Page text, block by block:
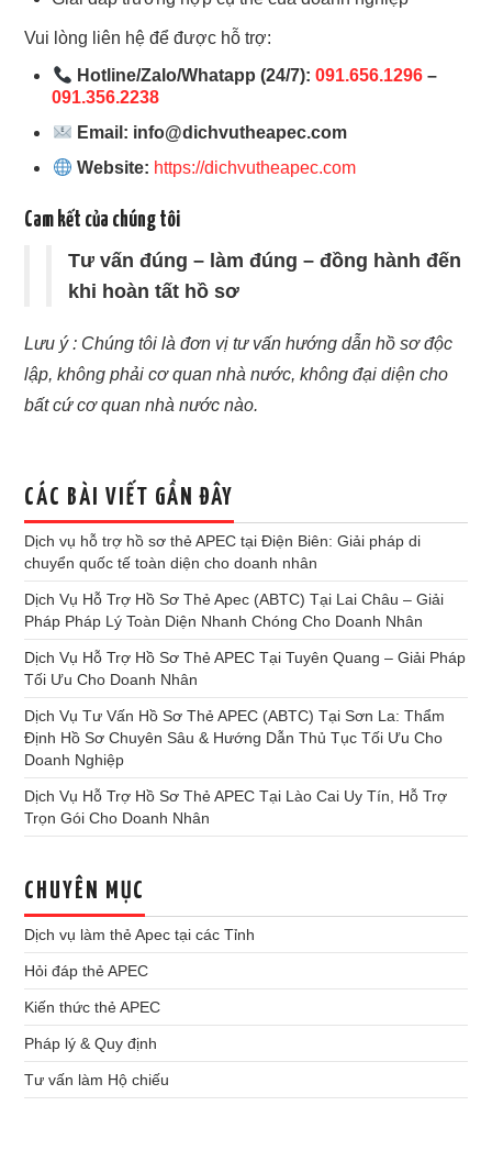
Vui lòng liên hệ để được hỗ trợ:
Hotline/Zalo/Whatapp (24/7): 091.656.1296–
091.356.2238
Email: info@dichvutheapec.com
Website: https://dichvutheapec.com
Cam kết của chúng tôi
Tư vấn đúng – làm đúng – đồng hành đến
khi hoàn tất hồ sơ
Lưu ý : Chúng tôi là đơn vị tư vấn hướng dẫn hồ sơ độc
lập, không phải cơ quan nhà nước, không đại diện cho
bất cứ cơ quan nhà nước nào.
CÁC BÀI VIẾT GẦN ĐÂY
Dịch vụ hỗ trợ hồ sơ thẻ APEC tại Điện Biên: Giải pháp di
chuyển quốc tế toàn diện cho doanh nhân
Dịch Vụ Hỗ Trợ Hồ Sơ Thẻ Apec (ABTC) Tại Lai Châu – Giải
Pháp Pháp Lý Toàn Diện Nhanh Chóng Cho Doanh Nhân
Dịch Vụ Hỗ Trợ Hồ Sơ Thẻ APEC Tại Tuyên Quang – Giải Pháp
Tối Ưu Cho Doanh Nhân
Dịch Vụ Tư Vấn Hồ Sơ Thẻ APEC (ABTC) Tại Sơn La: Thẩm
Định Hồ Sơ Chuyên Sâu & Hướng Dẫn Thủ Tục Tối Ưu Cho
Doanh Nghiệp
Dịch Vụ Hỗ Trợ Hồ Sơ Thẻ APEC Tại Lào Cai Uy Tín, Hỗ Trợ
Trọn Gói Cho Doanh Nhân
CHUYÊN MỤC
Dịch vụ làm thẻ Apec tại các Tỉnh
Hỏi đáp thẻ APEC
Kiến thức thẻ APEC
Pháp lý & Quy định
Tư vấn làm Hộ chiếu